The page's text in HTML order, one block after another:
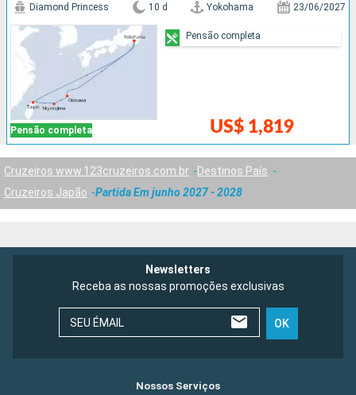
Pensão completa
Diamond Princess 10 d Yokohama 23/06/2027
US$ 1,819
Pensão completa
Cruzeiros www.123cruzeiros.com.br
Destinos País
Cruzeiros Japão
Partida Em junho 2027 - 2028
Newsletters
Receba as nossas promoções exclusivas
SEU ÉMAIL OK
Nossos Serviços